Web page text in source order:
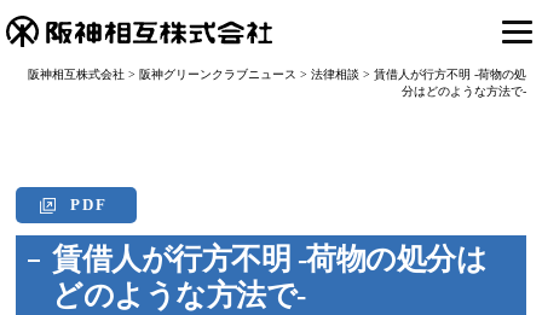
阪神相互株式会社> 阪神グリーンクラブニュース > 法律相談 > 賃借人が行方不明 -荷物の処
分はどのような方法で-
PDF
賃借人が行方不明 -荷物の処分は
どのような方法で-